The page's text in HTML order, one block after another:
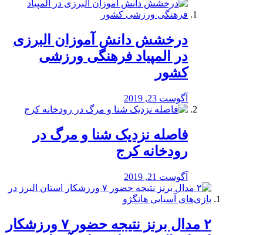
درخشش دانش آموزان البرزی
در المپیاد فرهنگی ورزشی
کشور
آگوست 23, 2019
️فاصله نزدیک شنا و مرگ در
رودخانه کرج
آگوست 21, 2019
۲ مدال برنز نتیجه حضور ۷ ورزشکار